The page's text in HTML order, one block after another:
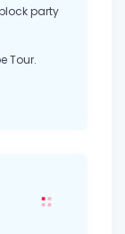
party
Tour.